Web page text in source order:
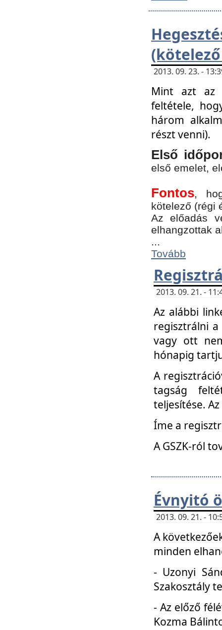
2013. 09. 23. -
Mint azt az
feltétele,
három
részt venni).
Első
első emelet,
Fontos,
kötelező (régi
Az előadás
elhangzottak
...
Tovább
2013. 09. 21. -
Az alábbi
regisztrálni
vagy ott
hónapig
A
tagság
teljesítése.
Íme a
A GSZK-ról
Évnyitó
2013. 09. 21. -
A
minden
- Uzonyi
Szakosztály
- Az előző
Kozma